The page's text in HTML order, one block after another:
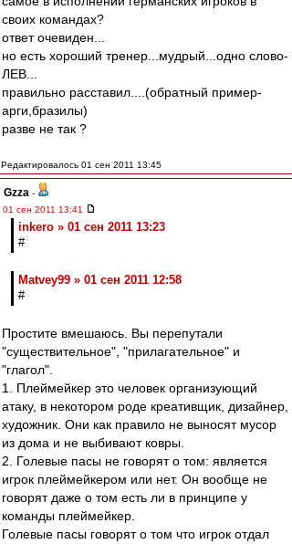
своих командах?
ответ очевиден...
но есть хороший тренер...мудрый...одно слово-
ЛЕВ...
правильно расставил....(обратный пример-
арги,бразилы)
разве не так ?
Редактировалось 01 сен 2011 13:45
Gzza -
01 сен 2011 13:41
inkero » 01 сен 2011 13:23
#
Matvey99 » 01 сен 2011 12:58
#
Простите вмешаюсь. Вы перепутали
"существительное", "прилагательное" и
"глагол".
1. Плеймейкер это человек организующий
атаку, в некотором роде креативщик, дизайнер,
художник. Они как правило не выносят мусор
из дома и не выбивают ковры.
2. Голевые пасы не говорят о том: является
игрок плеймейкером или нет. Он вообще не
говорят даже о том есть ли в принципе у
команды плеймейкер.
Голевые пасы говорят о том что игрок отдал